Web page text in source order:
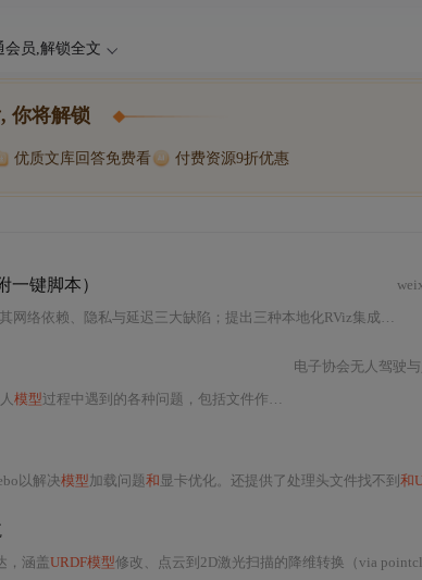
会员,解锁全文
你将解锁
优质文库回答免费看 付费资源9折优惠
一键脚本）
网络依赖、隐私与延迟三大缺陷；提出三种本地化RViz集成方案
模型过程中遇到的各种问题，包括文件作用、
电子协会无人驾驶
以解决模型加载问题和 显卡优化。还提供了处理头文件找不到 和
，涵盖 URDF模型修改、点云到2D激光扫描的降维转换（via pointcloud_to_laserscan）、Cartographer 2D SLAM建图优化及move_base自主导航配置。重点解决三维感知向二维导航栈的数据适配问题